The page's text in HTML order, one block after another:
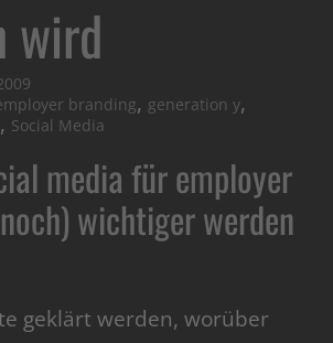
wird
branding, generation y,
, Social Media
media für employer
wichtiger werden
geklärt werden, worüber